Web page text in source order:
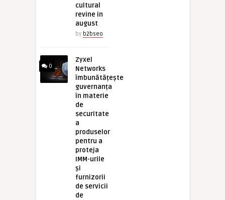
cultural
revine in
august
by b2bseo
0
Zyxel
Networks
îmbunătățește
guvernanța
în materie
de
securitate
a
produselor
pentru a
proteja
IMM-urile
și
furnizorii
de servicii
de